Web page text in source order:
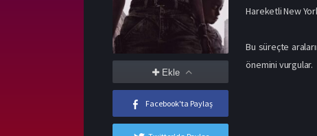
Ekle
Facebook'ta Paylaş
Hareketli New
Bu süreçte
önemini vurgular.